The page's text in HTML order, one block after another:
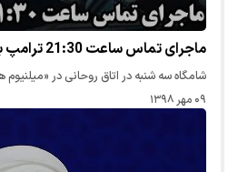
ماجرای تماس ساعت 21:30 ترامپ با روحانی
شامگاه سه شنبه در اتاق روحانی در
۰۹ مهر ۱۳۹۸